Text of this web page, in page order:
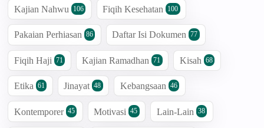
Kajian Nahwu 106 Fiqih Kesehatan 100
Pakaian Perhiasan 86 Daftar Isi Dokumen 77
Fiqih Haji 71 Kajian Ramadhan 71 Kisah 68
Etika 61 Jinayat 48 Kebangsaan 46
Kontemporer 45 Motivasi 45 Lain-Lain 38